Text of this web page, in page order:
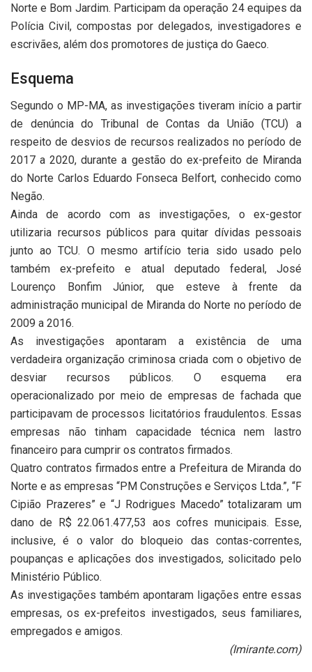
Norte e Bom Jardim. Participam da operação 24 equipes da
Polícia Civil, compostas por delegados, investigadores e
escrivães, além dos promotores de justiça do Gaeco.
Esquema
Segundo o MP-MA, as investigações tiveram início a partir
de denúncia do Tribunal de Contas da União (TCU) a
respeito de desvios de recursos realizados no período de
2017 a 2020, durante a gestão do ex-prefeito de Miranda
do Norte Carlos Eduardo Fonseca Belfort, conhecido como
Negão.
Ainda de acordo com as investigações, o ex-gestor
utilizaria recursos públicos para quitar dívidas pessoais
junto ao TCU. O mesmo artifício teria sido usado pelo
também ex-prefeito e atual deputado federal, José
Lourenço Bonfim Júnior, que esteve à frente da
administração municipal de Miranda do Norte no período de
2009 a 2016.
As investigações apontaram a existência de uma
verdadeira organização criminosa criada com o objetivo de
desviar recursos públicos. O esquema era
operacionalizado por meio de empresas de fachada que
participavam de processos licitatórios fraudulentos. Essas
empresas não tinham capacidade técnica nem lastro
financeiro para cumprir os contratos firmados.
Quatro contratos firmados entre a Prefeitura de Miranda do
Norte e as empresas “PM Construções e Serviços Ltda.”, “F
Cipião Prazeres” e “J Rodrigues Macedo” totalizaram um
dano de R$ 22.061.477,53 aos cofres municipais. Esse,
inclusive, é o valor do bloqueio das contas-correntes,
poupanças e aplicações dos investigados, solicitado pelo
Ministério Público.
As investigações também apontaram ligações entre essas
empresas, os ex-prefeitos investigados, seus familiares,
empregados e amigos.
(Imirante.com)